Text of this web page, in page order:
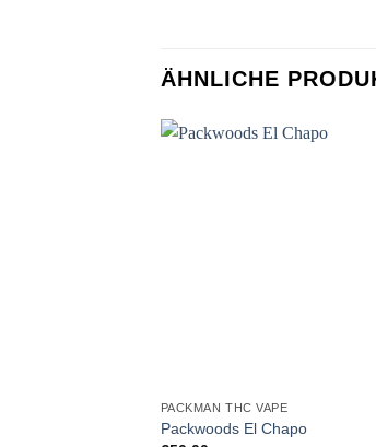
ÄHNLICHE
PACKMAN THC VAPE
Packwoods El Chapo